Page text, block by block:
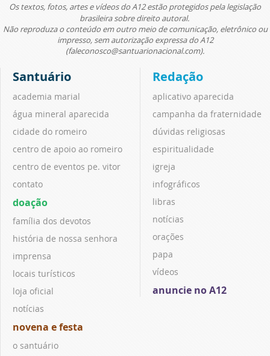
Os textos, fotos, artes e vídeos do A12 estão protegidos pela legislação
brasileira sobre direito autoral.
Não reproduza o conteúdo em outro meio de comunicação, eletrônico ou
impresso, sem autorização expressa do A12
(faleconosco@santuarionacional.com).
Santuário
academia marial
água mineral aparecida
cidade do romeiro
centro de apoio ao romeiro
centro de eventos pe. vitor
contato
doação
família dos devotos
história de nossa senhora
imprensa
locais turísticos
loja oficial
notícias
novena e festa
o santuário
Redação
aplicativo aparecida
campanha da fraternidade
dúvidas religiosas
espiritualidade
igreja
infográficos
libras
notícias
orações
papa
vídeos
anuncie no A12